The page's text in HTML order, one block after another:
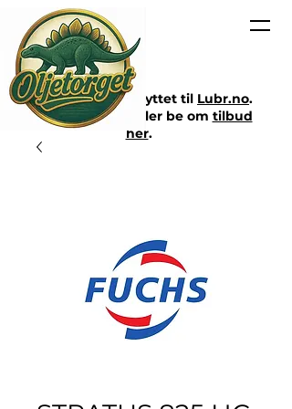
Nettbutikken er flyttet til Lubr.no.
Klikk på lenken eller be om tilbud
her.